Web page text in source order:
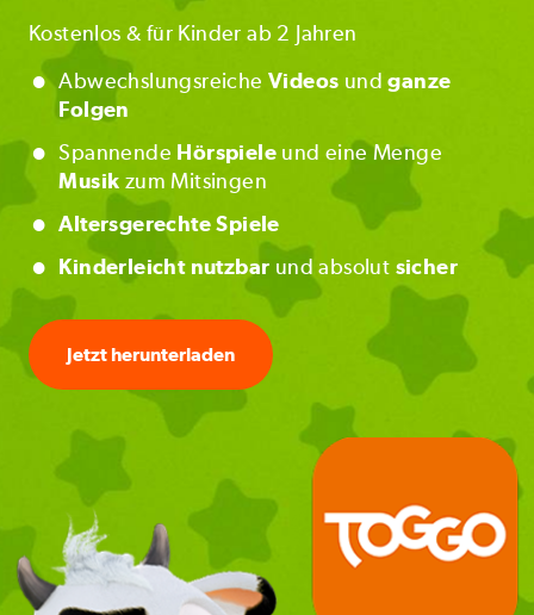
Kostenlos & für Kinder ab 2 Jahren
• AbwechslungsreicheVideos undganze
Folgen
• Spannende Hörspiele und eine Menge
Musik zum Mitsingen
• Altersgerechte Spiele
• Kinderleicht nutzbar und absolut sicher
Jetzt herunterladen